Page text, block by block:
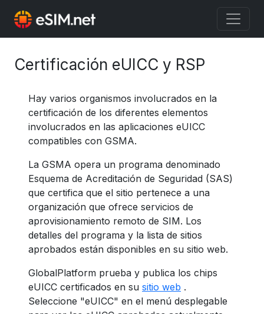
Certificación eUICC y RSP
Hay varios organismos involucrados en la
certificación de los diferentes elementos
involucrados en las aplicaciones eUICC
compatibles con GSMA.
La GSMA opera un programa denominado
Esquema de Acreditación de Seguridad (SAS)
que certifica que el sitio pertenece a una
organización que ofrece servicios de
aprovisionamiento remoto de SIM. Los
detalles del programa y la lista de sitios
aprobados están disponibles en su sitio web.
GlobalPlatform prueba y publica los chips
eUICC certificados en su sitio web .
Seleccione "eUICC" en el menú desplegable